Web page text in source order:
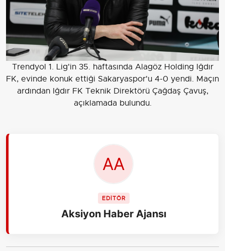
Trendyol 1. Lig'in 35. haftasında Alagöz Holding Iğdır
FK, evinde konuk ettiği Sakaryaspor'u 4-0 yendi. Maçın
ardından Iğdır FK Teknik Direktörü Çağdaş Çavuş,
açıklamada bulundu.
EDİTÖR
Aksiyon Haber Ajansı